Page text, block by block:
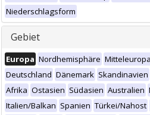
Niederschlagsform
Gebiet
Europa Nordhemisphäre Mitteleuropa
Deutschland Dänemark Skandinavien
Afrika Ostasien Südasien Australien
Italien/Balkan Spanien Türkei/Nahost